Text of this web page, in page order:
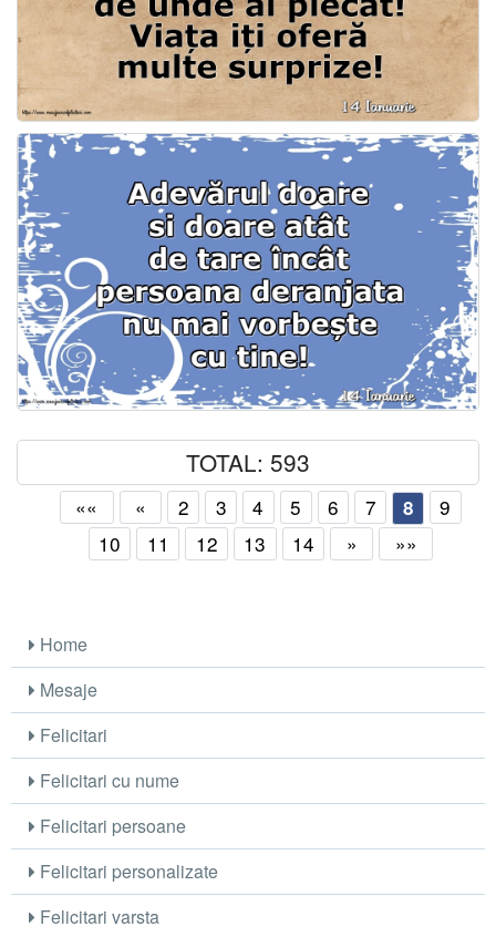
TOTAL: 593
«« « 2 3 4 5 6 7 8
9
10
11 12 13 14 » »»
Home
Mesaje
Felicitari
Felicitari cu nume
Felicitari persoane
Felicitari personalizate
Felicitari varsta